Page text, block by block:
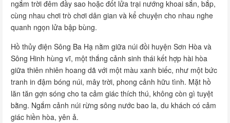
ngắm trời đêm đầy sao hoặc đốt lửa trại nướng khoai sắn, bắp,
cùng nhau chơi trò chơi dân gian và kể chuyện cho nhau nghe
quanh ngọn lửa bập bùng.
Hồ thủy điện Sông Ba Hạ nằm giữa núi đồi huyện Sơn Hòa và
Sông Hinh hùng vĩ, một thắng cảnh sinh thái kết hợp hài hòa
giữa thiên nhiên hoang dã với một màu xanh biếc, như một bức
tranh in đậm bóng núi, mây trời, phong cảnh hữu tình. Mặt hồ
lăn tăn gợn sóng cho ta cảm giác thích thú, không còn gì tuyệt
bằng. Ngắm cảnh núi rừng sông nước bao la, du khách có cảm
giác hiền hòa, yên ả.